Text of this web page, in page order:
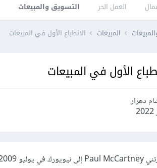
العمل الحر التسويق والمبيعات
المبيعات الانطباع الأول في المبيعات
الأول في المبيعات
دهرار